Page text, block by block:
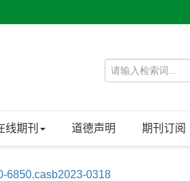
线期刊 道德声明 期刊订阅
6850.casb2023-0318